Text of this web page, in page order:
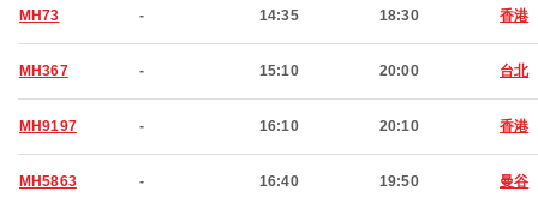
MH73 - 14:35 18:30 香港
MH367 - 15:10 20:00 台北
MH9197 - 16:10 20:10 香港
MH5863 - 16:40 19:50 曼谷